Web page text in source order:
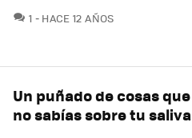
1 COMENTARIOS
HACE 12 AÑOS
Un puñado de cosas que
no sabías sobre tu saliva